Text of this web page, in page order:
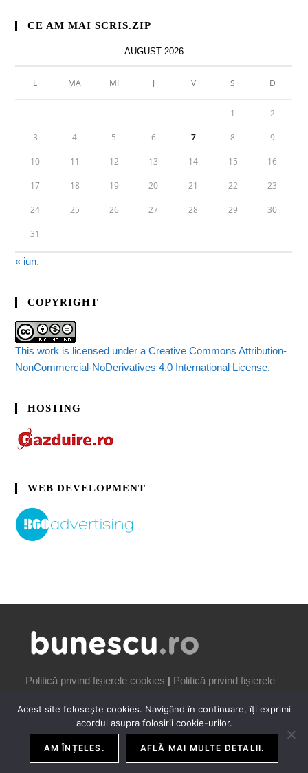
CE AM MAI SCRIS.ZIP
AUGUST 2026
L MA MI J V S D
1 2
3 4 5 6 7 8 9
10 11 12 13 14 15 16
17 18 19 20 21 22 23
24 25 26 27 28 29 30
31
« iun.
COPYRIGHT
This work is licensed under a Creative Commons Attribution-
NonCommercial-NoDerivatives 4.0 International License.
HOSTING
WEB DEVELOPMENT
Politică privind fișierele cookies | Politică privind fișierele
COPYRIGHT IONUȚ BUNESCU | 2006-2026
Acest site folosește cookies. Navigând în continuare, îți exprimi
acordul asupra folosirii cookie-urilor.
AM ÎNȚELES. AFLĂ MAI MULTE DETALII.